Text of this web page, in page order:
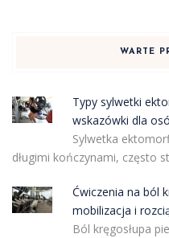
WARTE
Typy sylwetki
wskazówki dla
Sylwetka
długimi kończynami, często
Ćwiczenia na ból
mobilizacja i
Ból kręgosłupa